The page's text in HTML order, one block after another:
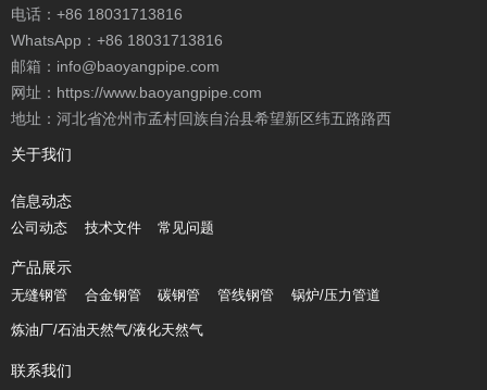
电话： +86 18031713816
WhatsApp： +86 18031713816
邮箱： info@baoyangpipe.com
网址：https://www.baoyangpipe.com
地址：河北省沧州市孟村回族自治县希望新区纬五路路西
关于我们
信息动态
公司动态 技术文件 常见问题
产品展示
无缝钢管 合金钢管 碳钢管 管线钢管 锅炉/压力管道
炼油厂/石油天然气/液化天然气
联系我们